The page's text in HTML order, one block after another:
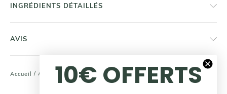
Accueil / Après-Shampoing Démêlant
INGRÉDIENTS DÉTAILLÉS
AVIS
10€ OFFERTS